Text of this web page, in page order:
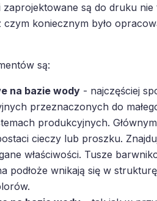
są do druku
koniecznym było
są:
na bazie wody- najczęściej
przeznaczonych do
produkcyjnych.
cieczy lub proszku.
właściwości. Tusze
podłoże wnikają się w